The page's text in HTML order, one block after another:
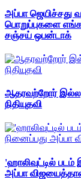
அப்பா ஜெயிச்சது
பொறுப்புகளை
சஞ்சய் ஒபன்டாக்
ஆதரவற்றோர்
நிதியுதவி
'ஹாலிவுட்டில்
அப்பா